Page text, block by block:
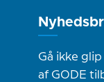
Gå ikke
af GODE